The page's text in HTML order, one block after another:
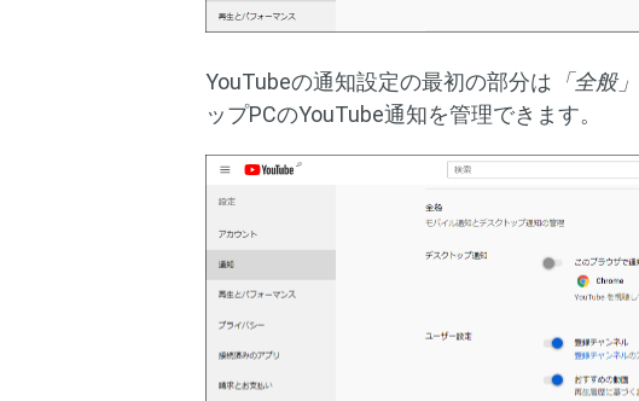
YouTubeの通知設定の最初の部分は 「全般」
ップPCのYouTube通知を管理できます。